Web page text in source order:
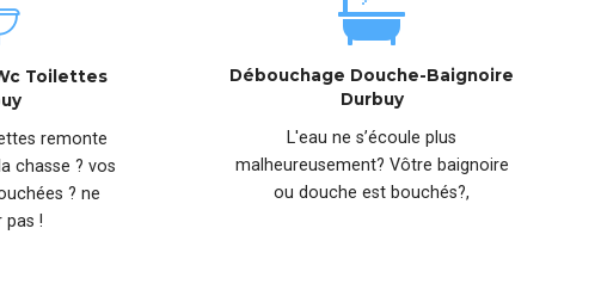
Toilettes
remonte
chasse ? vos
? ne
pas !
Débouchage Douche-Baignoire
Durbuy
L'eau ne s’écoule plus
malheureusement? Vôtre baignoire
ou douche est bouchés?,